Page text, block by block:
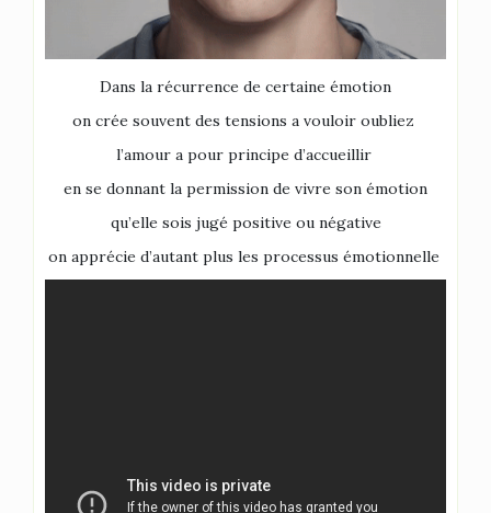
Dans la récurrence de certaine émotion
on crée souvent des tensions a vouloir oubliez
l’amour a pour principe d’accueillir
en se donnant la permission de vivre son émotion
qu’elle sois jugé positive ou négative
on apprécie d’autant plus les processus émotionnelle